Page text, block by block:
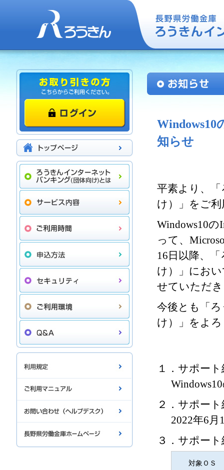
Windows10
知らせ
平素より、
け）」をご
Windows10の
って、
16日以降、
け）」にお
せていただ
今後とも「
け）」をよ
１．サポー
２．サポー
2022年6月
３．サポー
対象ＯＳ